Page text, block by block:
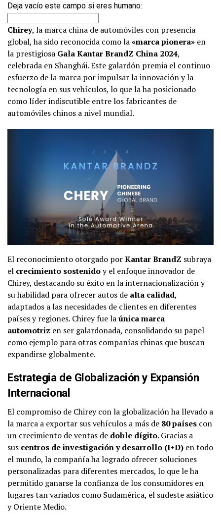
Deja vacío este campo si eres humano:
Chirey, la marca china de automóviles con presencia
global, ha sido reconocida como la«marca pionera» en
la prestigiosa Gala Kantar BrandZ China 2024,
celebrada en Shanghái. Este galardón premia el continuo
esfuerzo de la marca por impulsar la innovación y la
tecnología en sus vehículos, lo que la ha posicionado
como líder indiscutible entre los fabricantes de
automóviles chinos a nivel mundial.
El reconocimiento otorgado porKantar BrandZ subraya
el crecimiento sostenidoy el enfoque innovador de
Chirey, destacando su éxito en la internacionalización y
su habilidad para ofrecer autos de alta calidad,
adaptados a las necesidades de clientes en diferentes
países y regiones. Chirey fue laúnica marca
automotriz en ser galardonada, consolidando su papel
como ejemplo para otras compañías chinas que buscan
expandirse globalmente.
Estrategia de Globalización y Expansión
Internacional
El compromiso de Chirey con la globalización ha llevado a
la marca a exportar sus vehículos a más de 80 países con
un crecimiento de ventas de doble dígito. Gracias a
sus centros de investigación y desarrollo (I+D) en todo
el mundo, la compañía ha logrado ofrecer soluciones
personalizadas para diferentes mercados, lo que le ha
permitido ganarse la confianza de los consumidores en
lugares tan variados como Sudamérica, el sudeste asiático
y Oriente Medio.